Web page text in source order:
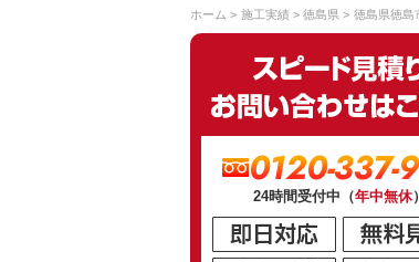
ホーム 施工実績 徳島県 徳島県徳島
0120-337-
24時間受付中（年中無休）